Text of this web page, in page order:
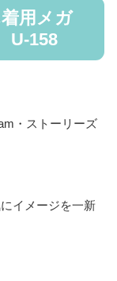
用メガ
U-158
・ストーリーズ
イメージを一新